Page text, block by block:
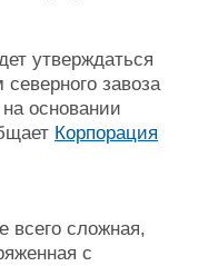
утверждаться
завоза
основании
Корпорация
всего сложная,
с